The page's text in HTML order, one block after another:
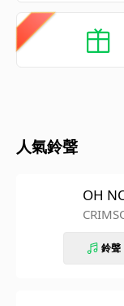
人氣鈴聲
OH
鈴聲